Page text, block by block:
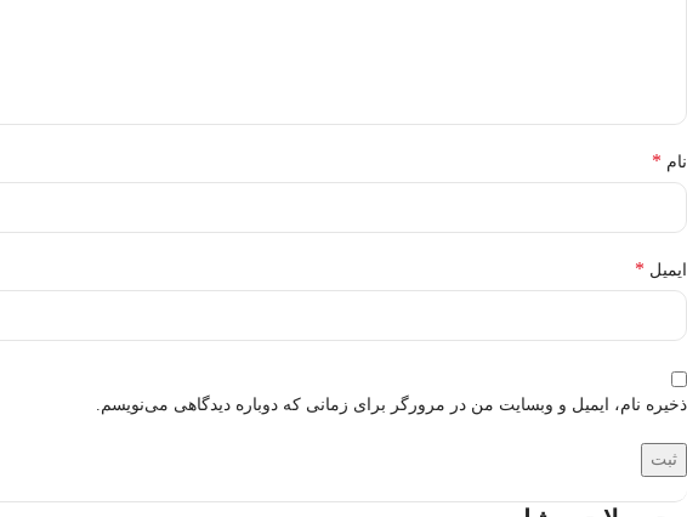
نام *
ایمیل *
ذخیره نام، ایمیل و وبسایت من در مرورگر برای زمانی که دوباره دیدگاهی می‌نویسم.